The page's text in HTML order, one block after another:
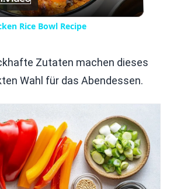
Video
Rice Bowl Recipe
Zutaten machen dieses
Wahl für das Abendessen.